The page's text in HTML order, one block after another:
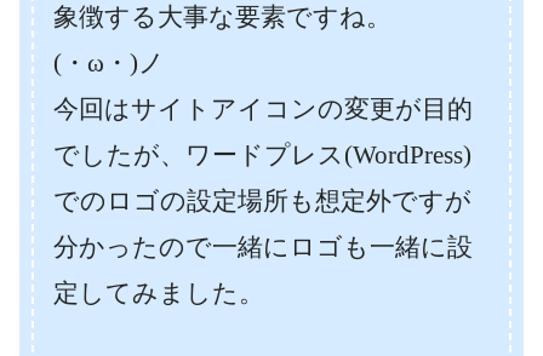
象徴する大事な要素ですね。
(・ω・)ノ
今回はサイトアイコンの変更が目的
でしたが、ワードプレス(WordPress)
でのロゴの設定場所も想定外ですが
分かったので一緒にロゴも一緒に設
定してみました。